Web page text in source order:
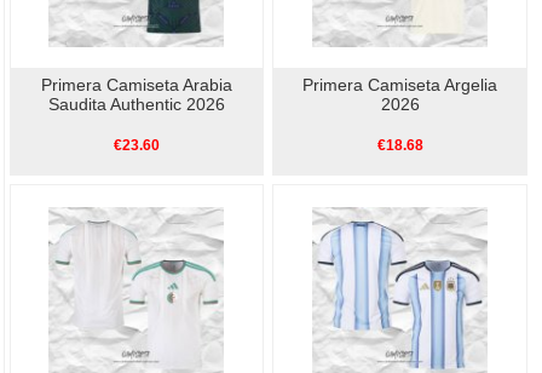
Primera Camiseta Arabia
Saudita Authentic 2026
€23.60
Primera Camiseta Argelia
2026
€18.68